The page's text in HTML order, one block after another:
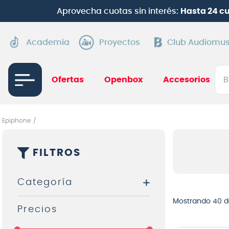
Academia Proyectos Club
Ofertas Openbox Accesorios
Epiphone
FILTROS
Categoría
Guitarras Eléctricas
Mostrando 40